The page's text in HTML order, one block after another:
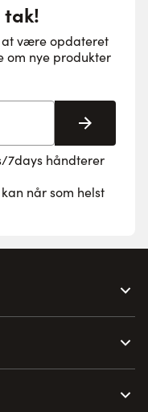
tak!
være opdateret
om nye produkter
Tilmeld
7days håndterer
når som helst